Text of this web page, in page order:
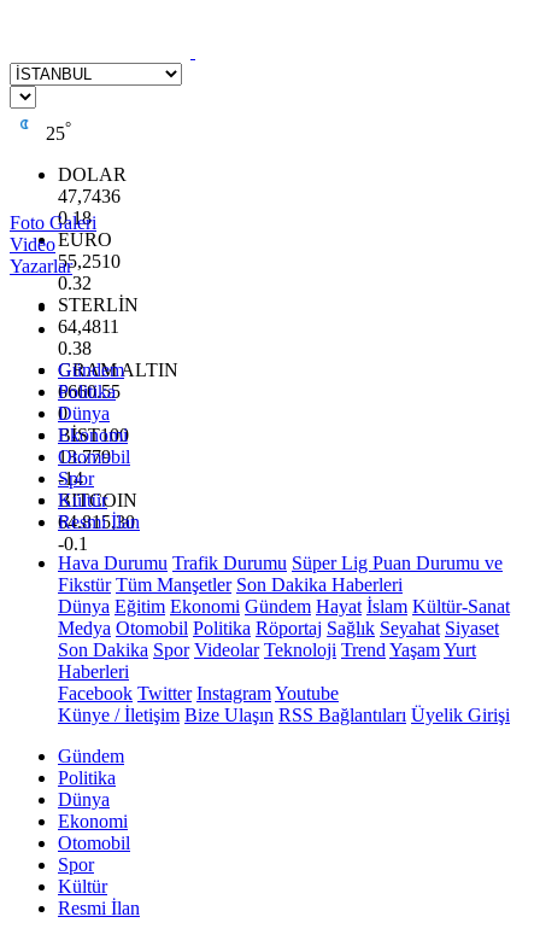
25°
DOLAR
47,7436
0.18
EURO
55,2510
0.32
STERLİN
64,4811
0.38
GRAM ALTIN
6660.55
0
BİST100
13.779
-14
BITCOIN
64.815,30
-0.1
Foto Galeri
Video
Yazarlar
Gündem
Politika
Dünya
Ekonomi
Otomobil
Spor
Kültür
Resmi İlan
Hava Durumu Trafik Durumu Süper Lig Puan Durumu ve
Fikstür Tüm Manşetler Son Dakika Haberleri
Dünya Eğitim Ekonomi Gündem Hayat İslam Kültür-Sanat
Medya Otomobil Politika Röportaj Sağlık Seyahat Siyaset
Son Dakika Spor Videolar Teknoloji Trend YaşamYurt
Haberleri
Facebook Twitter InstagramYoutube
Künye / İletişim Bize Ulaşın RSS Bağlantıları Üyelik Girişi
Gündem
Politika
Dünya
Ekonomi
Otomobil
Spor
Kültür
Resmi İlan